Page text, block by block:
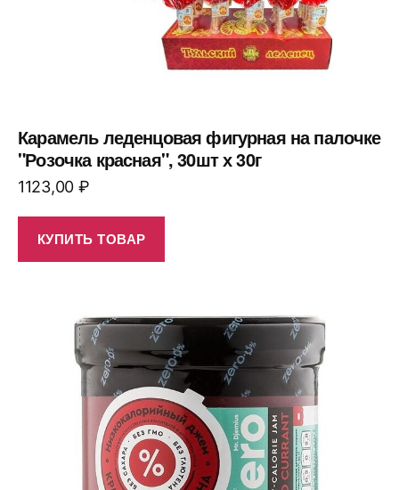
Карамель леденцовая фигурная на палочке
"Розочка красная", 30шт х 30г
1123,00 ₽
КУПИТЬ ТОВАР